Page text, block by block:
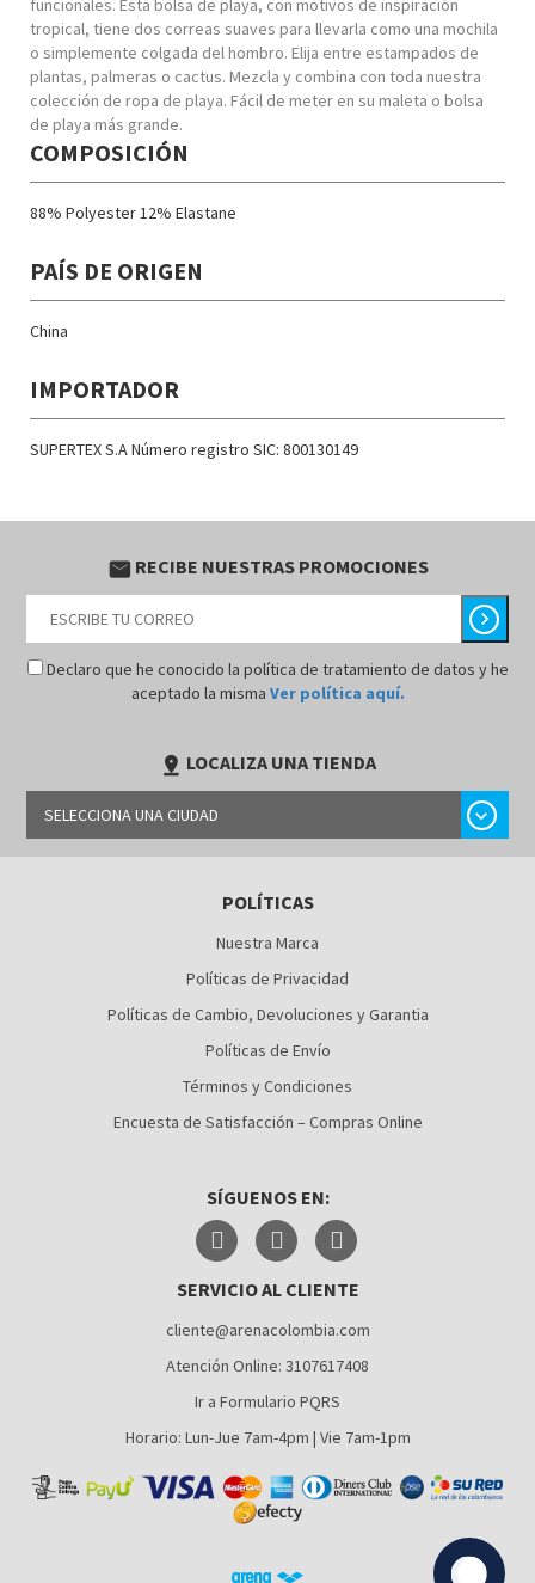
funcionales. Esta bolsa de playa, con motivos de inspiración
tropical, tiene dos correas suaves para llevarla como una mochila
o simplemente colgada del hombro. Elija entre estampados de
plantas, palmeras o cactus. Mezcla y combina con toda nuestra
colección de ropa de playa. Fácil de meter en su maleta o bolsa
de playa más grande.
COMPOSICIÓN
88% Polyester 12% Elastane
PAÍS DE ORIGEN
China
IMPORTADOR
SUPERTEX S.A Número registro SIC: 800130149
email RECIBE NUESTRAS PROMOCIONES
chevron_right
Declaro que he conocido la política de tratamiento de datos y he
aceptado la misma Ver política aquí.
pin_drop LOCALIZA UNA TIENDA
SELECCIONA UNA CIUDAD chevron_right
BARRANQUILLA
SANTA MARTA
VILLAVICENCIO
POLÍTICAS
Nuestra Marca
Políticas de Privacidad
Políticas de Cambio, Devoluciones y Garantia
Políticas de Envío
Términos y Condiciones
Encuesta de Satisfacción – Compras Online
SÍGUENOS EN:
SERVICIO AL CLIENTE
cliente@arenacolombia.com
Atención Online: 3107617408
Ir a Formulario PQRS
Horario: Lun-Jue 7am-4pm | Vie 7am-1pm